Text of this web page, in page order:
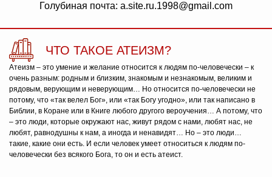
Голубиная почта: a.site.ru.1998@gmail.com
ЧТО ТАКОЕ АТЕИЗМ?
Атеизм – это умение и желание относится к людям по-человечески – к
очень разным: родным и близким, знакомым и незнакомым, великим и
рядовым, верующим и неверующим… Но относится по-человечески не
потому, что «так велел Бог», или «так Богу угодно», или так написано в
Библии, в Коране или в Книге любого другого вероучения… А потому, что
– это люди, которые окружают нас, живут рядом с нами, любят нас, не
любят, равнодушны к нам, а иногда и ненавидят… Но – это люди…
такие, какие они есть. И если человек умеет относиться к людям по-
человечески без всякого Бога, то он и есть атеист.